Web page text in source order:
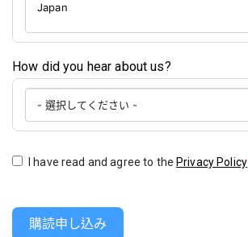
Japan
How did you hear about us?
I have read and agree to the Privacy Policy
購読申し込み